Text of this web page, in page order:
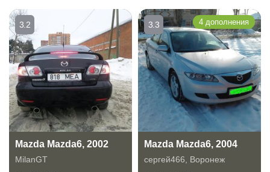
Mazda Mazda6, 2002
MilanGT
3.2
Mazda Mazda6, 2004
сергей466
Воронеж
3.3 4 дополнения